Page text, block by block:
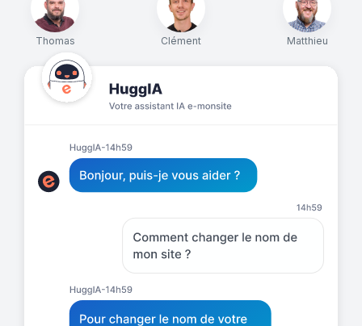
Thomas Clément Matthieu